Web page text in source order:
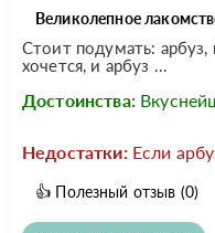
Великолепное
Стоит подумать: арбуз,
хочется, и арбуз ...
Достоинства:
Недостатки: Если
👍 Полезный отзыв (0)